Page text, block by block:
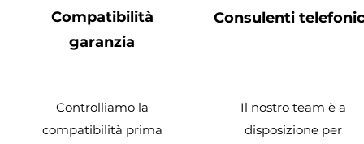
Compatibilità
garanzia
Controlliamo la
compatibilità prima
Consulenti
Il nostro team è a
disposizione per